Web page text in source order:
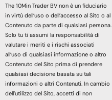
The 10Min Trader BV non è un fiduciario
in virtù dell’uso o dell’accesso al Sito o al
Contenuto da parte di qualsiasi persona.
Solo tu ti assumi la responsabilità di
valutare i meriti e i rischi associati
all’uso di qualsiasi informazione o altro
Contenuto del Sito prima di prendere
qualsiasi decisione basata su tali
informazioni o altri Contenuti. In cambio
dell’utilizzo del Sito, accetti di non